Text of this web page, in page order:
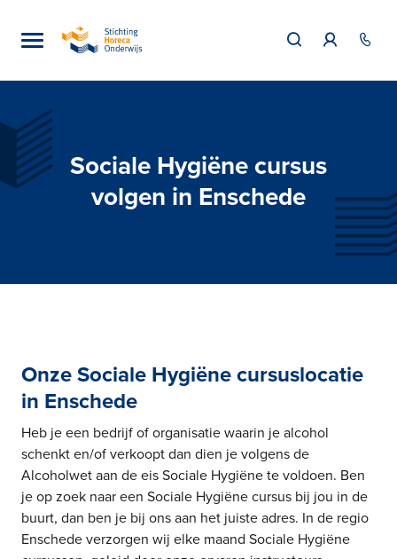
Sociale Hygiëne cursus
volgen in Enschede
Onze Sociale Hygiëne cursuslocatie
in Enschede
Heb je een bedrijf of organisatie waarin je alcohol
schenkt en/of verkoopt dan dien je volgens de
Alcoholwet aan de eis Sociale Hygiëne te voldoen. Ben
je op zoek naar een Sociale Hygiëne cursus bij jou in de
buurt, dan ben je bij ons aan het juiste adres. In de regio
Enschede verzorgen wij elke maand Sociale Hygiëne